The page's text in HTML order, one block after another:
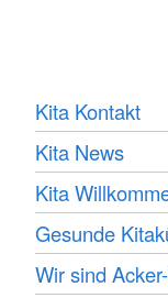
Kita Kontakt
Kita News
Kita
Gesunde
Wir sind